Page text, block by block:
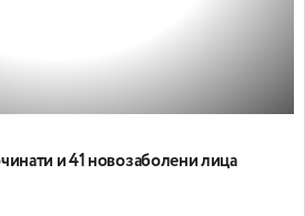
и 41 новозаболени лица